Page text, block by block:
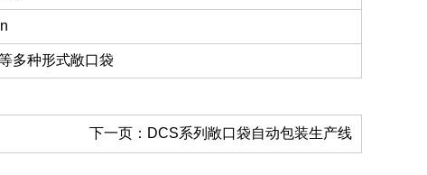
多种形式敞口袋
下一页： DCS系列敞口袋自动包装生产线